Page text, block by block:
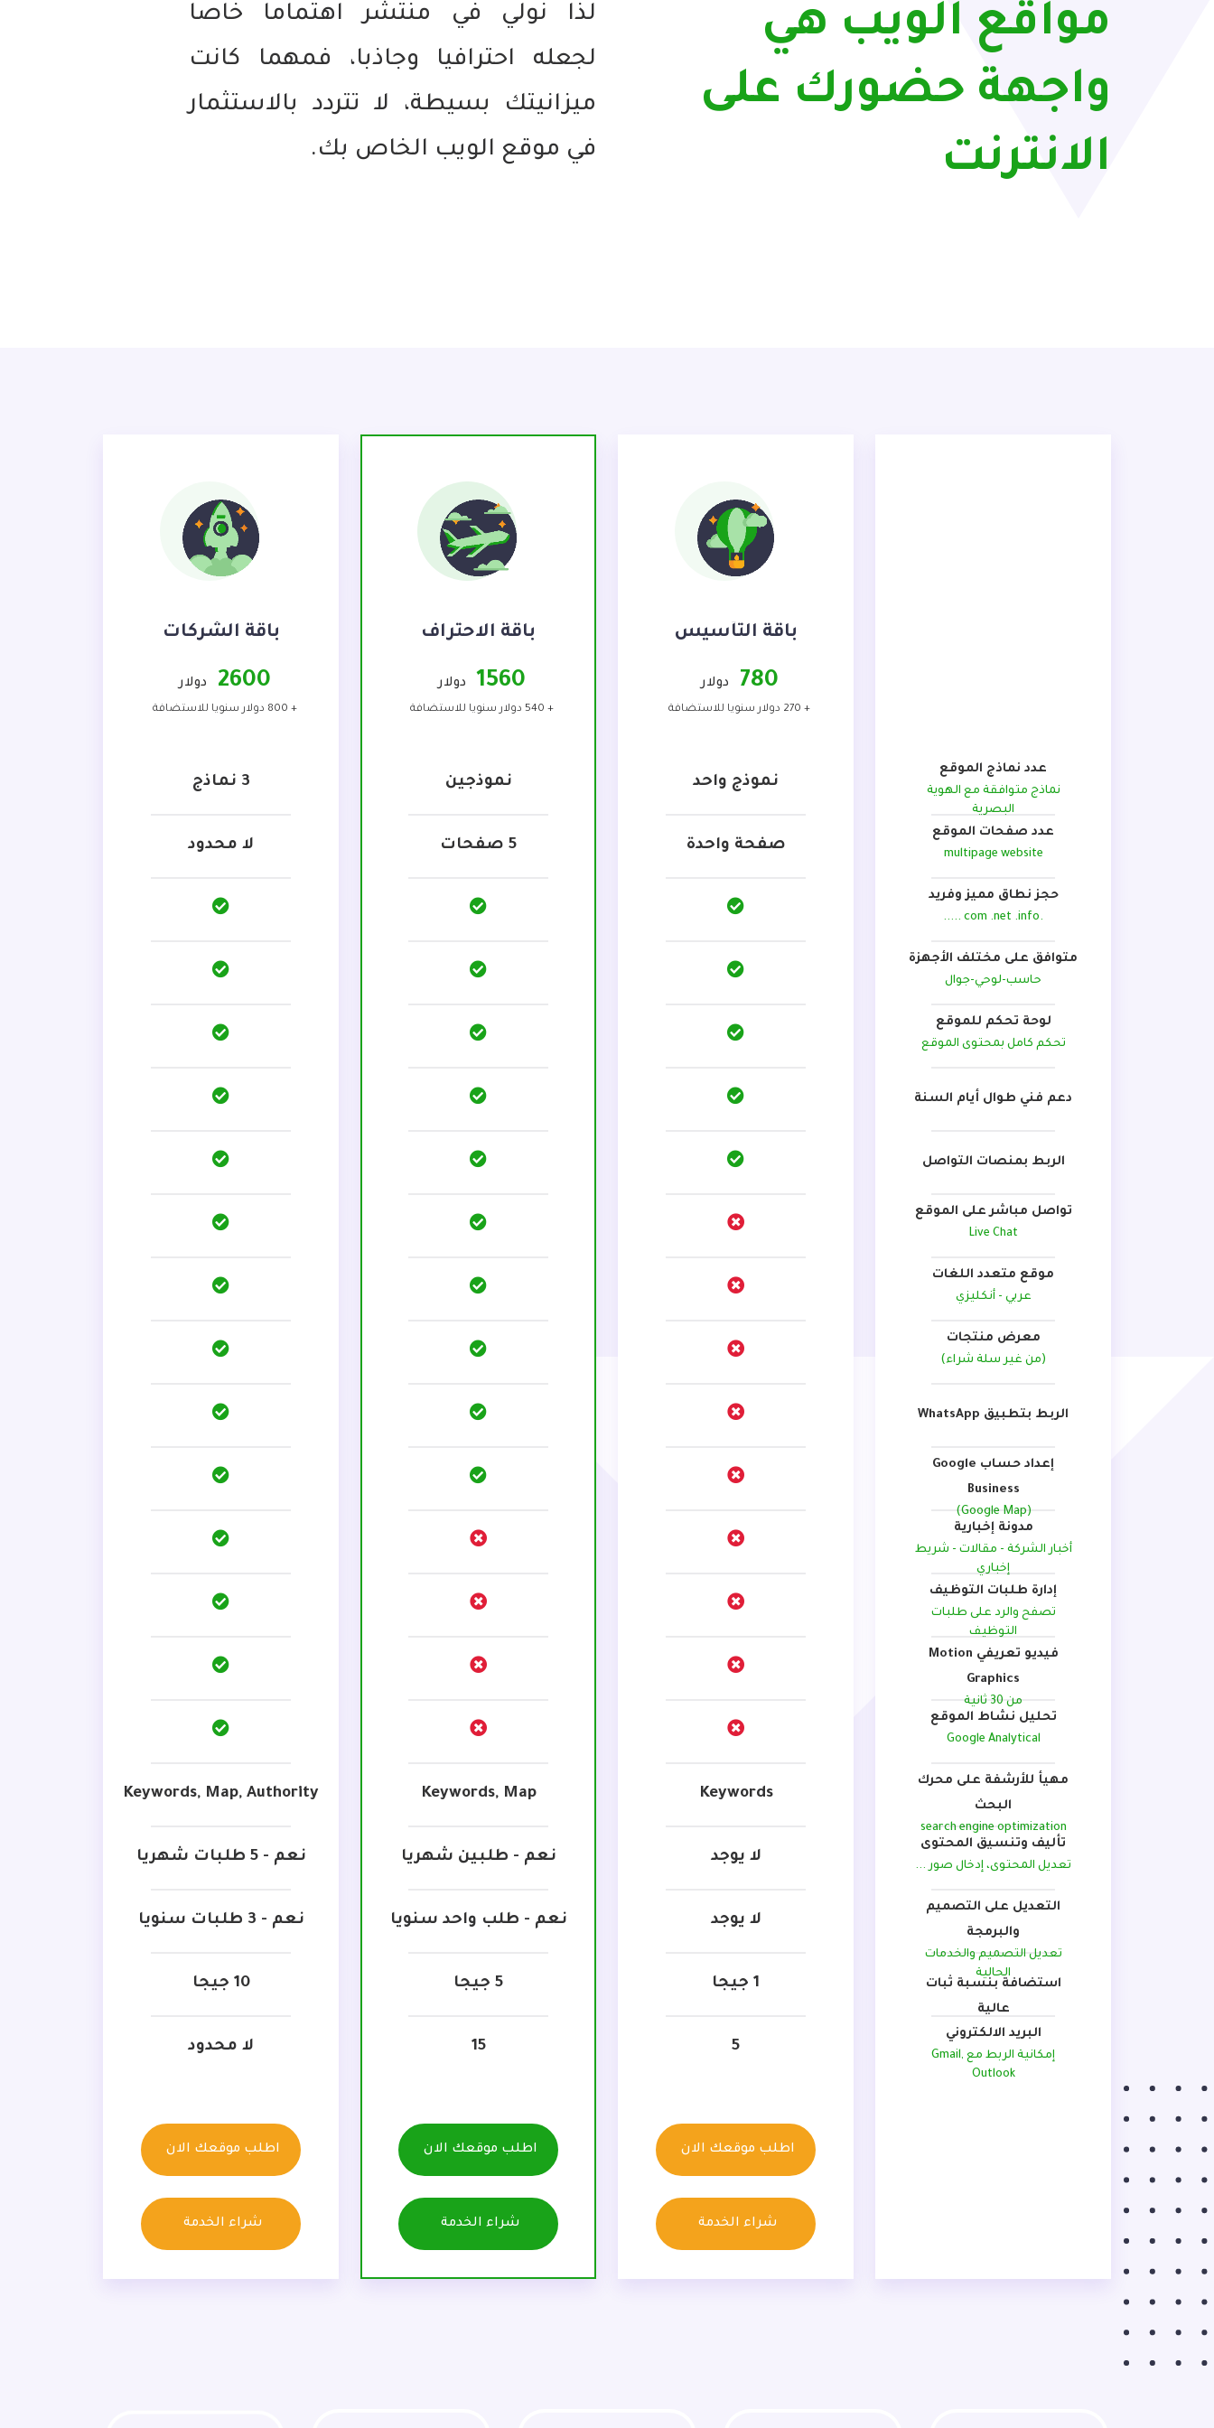
مواقع الويب هي
واجهة حضورك على
الانترنت
لذا نولي في منتشر اهتماما خاصا
لجعله احترافيا وجاذبا، فمهما كانت
ميزانيتك بسيطة، لا تتردد بالاستثمار
في موقع الويب الخاص بك.
عدد نماذج الموقع
نماذج متوافقة مع الهوية
البصرية
عدد صفحات الموقع
multipage website
حجز نطاق مميز وفريد
.com .net .info .....
متوافق على مختلف الأجهزة
حاسب-لوحي-جوال
لوحة تحكم للموقع
تحكم كامل بمحتوى الموقع
دعم فني طوال أيام السنة
الربط بمنصات التواصل
تواصل مباشر على الموقع
Live Chat
موقع متعدد اللغات
عربي - أنكليزي
معرض منتجات
(من غير سلة شراء)
الربط بتطبيق WhatsApp
إعداد حساب Google
Business
(Google Map)
مدونة إخبارية
أخبار الشركة - مقالات - شريط
إخباري
إدارة طلبات التوظيف
تصفح والرد على طلبات
التوظيف
فيديو تعريفي Motion
Graphics
من 30 ثانية
تحليل نشاط الموقع
Google Analytical
مهيأ للأرشفة على محرك
البحث
search engine optimization
تأليف وتنسيق المحتوى
تعديل المحتوى، إدخال صور ...
التعديل على التصميم
والبرمجة
تعديل التصميم والخدمات
الحالية
استضافة بنسبة ثبات
عالية
البريد الالكتروني
إمكانية الربط مع Gmail,
Outlook
باقة التأسيس
780 دولار
+ 270 دولار سنويا للاستضافة
نموذج واحد
صفحة واحدة
Keywords
لا يوجد
لا يوجد
1 جيجا
5
اطلب موقعك الان
شراء الخدمة
باقة الاحتراف
1560 دولار
+ 540 دولار سنويا للاستضافة
نموذجين
5 صفحات
Keywords, Map
نعم - طلبين شهريا
نعم - طلب واحد سنويا
5 جيجا
15
اطلب موقعك الان
شراء الخدمة
باقة الشركات
2600 دولار
+ 800 دولار سنويا للاستضافة
3 نماذج
لا محدود
Keywords, Map, Authority
نعم - 5 طلبات شهريا
نعم - 3 طلبات سنويا
10 جيجا
لا محدود
اطلب موقعك الان
شراء الخدمة